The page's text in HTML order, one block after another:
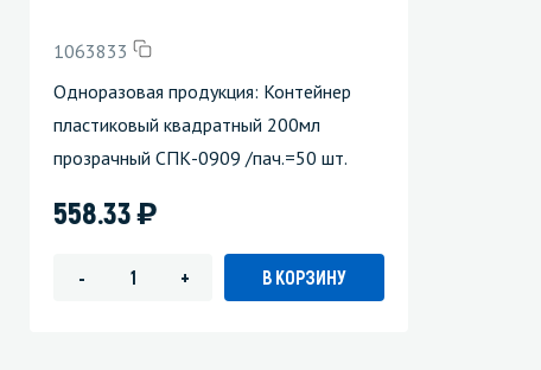
1063833
Одноразовая продукция: Контейнер
пластиковый квадратный 200мл
прозрачный СПК-0909 /пач.=50 шт.
558.33)
- + В КОРЗИНУ